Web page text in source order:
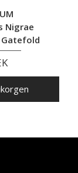
Nigrae
Gatefold